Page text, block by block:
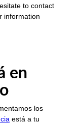
to contact
information
en
los
está a tu